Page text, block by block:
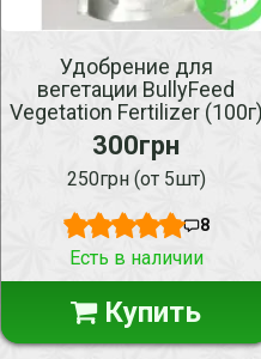
Удобрение для
вегетации BullyFeed
Vegetation Fertilizer
300грн
250грн (от 5шт)
8
Есть в наличии
Купить